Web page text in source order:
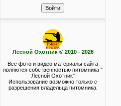
Лесной Охотник © 2010 - 2026
Все фото и видео материалы сайта
являются собственностью питомника "
Лесной Охотник"
Использование возможно только с
разрешения владельца питомника.